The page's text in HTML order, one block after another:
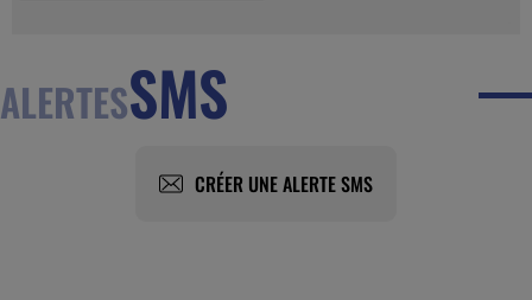
ALERTESSMS
CRÉER UNE ALERTE SMS